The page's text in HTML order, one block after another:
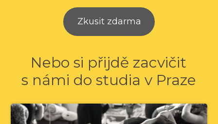
Zkusit zdarma
Nebo si přijdě zacvičit
s námi do studia v Praze